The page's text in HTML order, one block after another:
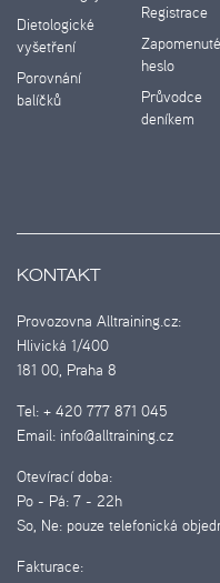
Dietologické
vyšetření
Porovnání
balíčků
Registrace
Zapomenuté
heslo
Průvodce
deníkem
KONTAKT
Provozovna Alltraining.cz:
Hlivická 1/400
181 00, Praha 8
Tel: + 420 777 871 045
Email: info@alltraining.cz
Otevírací doba:
Po - Pá: 7 - 22h
So, Ne: pouze telefonická
Fakturace: